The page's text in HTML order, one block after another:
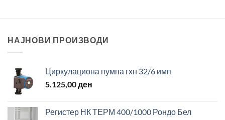
НАЈНОВИ ПРОИЗВОДИ
Циркулациона пумпа гхн 32/6 имп
5.125,00ден
Регистер НК ТЕРМ 400/1000 Рондо Бел